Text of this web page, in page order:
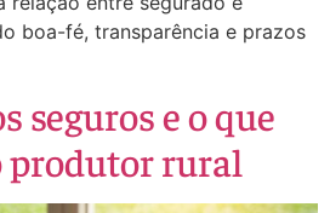
boa-fé, transparência e prazos
seguros e o que
produtor rural